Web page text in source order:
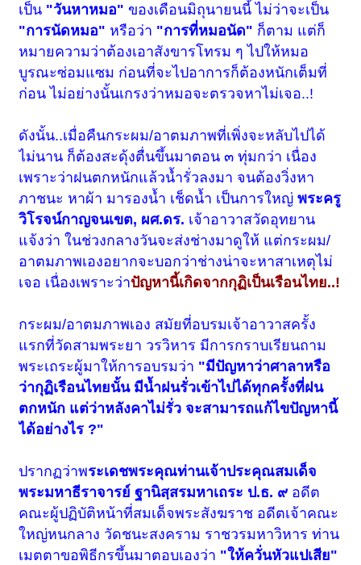
เป็น "วันหาหมอ" ของเดือนมิถุนายนนี้ ไม่ว่าจะเป็น
"การนัดหมอ" หรือว่า "การที่หมอนัด" ก็ตาม แต่ก็
หมายความว่าต้องเอาสังขารโทรม ๆ ไปให้หมอ
บูรณะซ่อมแซม ก่อนที่จะไปอาการก็ต้องหนักเต็มที่
ก่อน ไม่อย่างนั้นเกรงว่าหมอจะตรวจหาไม่เจอ..!
ดังนั้น..เมื่อคืนกระผม/อาตมภาพที่เพิ่งจะหลับไปได้
ไม่นาน ก็ต้องสะดุ้งตื่นขึ้นมาตอน ๓ ทุ่มกว่า เนื่อง
เพราะว่าฝนตกหนักแล้วน้ำรั่วลงมา จนต้องวิ่งหา
ภาชนะ หาผ้า มารองน้ำ เช็ดน้ำ เป็นการใหญ่พระครู
วิโรจน์กาญจนเขต, ผศ.ดร. เจ้าอาวาสวัดอุทยาน
แจ้งว่า ในช่วงกลางวันจะส่งช่างมาดูให้ แต่กระผม/
อาตมภาพเองอยากจะบอกว่าช่างน่าจะหาสาเหตุไม่
เจอ เนื่องเพราะว่าปัญหานี้เกิดจากกุฏิเป็นเรือนไทย..!
กระผม/อาตมภาพเอง สมัยที่อบรมเจ้าอาวาสครั้ง
แรกที่วัดสามพระยา วรวิหาร มีการกราบเรียนถาม
พระเถระผู้มาให้การอบรมว่า "มีปัญหาว่าศาลาหรือ
ว่ากุฏิเรือนไทยนั้น มีน้ำฝนรั่วเข้าไปได้ทุกครั้งที่ฝน
ตกหนัก แต่ว่าหลังคาไม่รั่ว จะสามารถแก้ไขปัญหานี้
ได้อย่างไร ?"
ปรากฏว่าพระเดชพระคุณท่านเจ้าประคุณสมเด็จ
พระมหาธีราจารย์ ฐานิสฺสรมหาเถระ ป.ธ. ๙ อดีต
คณะผู้ปฏิบัติหน้าที่สมเด็จพระสังฆราช อดีตเจ้าคณะ
ใหญ่หนกลาง วัดชนะสงคราม ราชวรมหาวิหาร ท่าน
เมตตาขอพิธีกรขึ้นมาตอบเองว่า "ให้ควั่นหัวแปเสีย"